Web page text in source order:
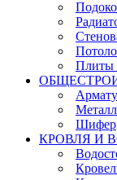
Плиты
Шифер
КРОВЛЯ И